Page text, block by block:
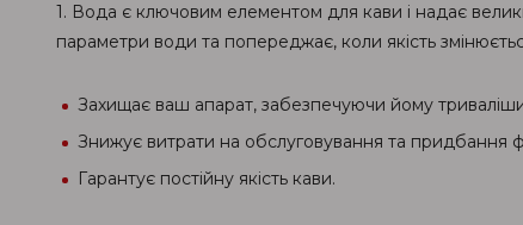
1. Вода є ключовим елементом для кави і надає
параметри води та попереджає, коли якість
Захищає ваш апарат, забезпечуючи йому
Знижує витрати на обслуговування та придбання
Гарантує постійну якість кави.